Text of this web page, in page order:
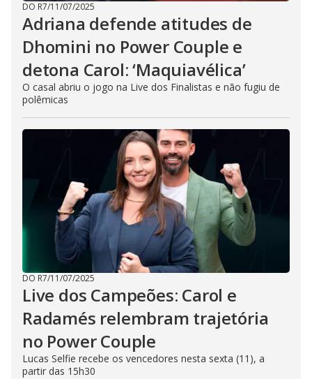
DO R7/11/07/2025
Adriana defende atitudes de
Dhomini no Power Couple e
detona Carol: ‘Maquiavélica’
O casal abriu o jogo na Live dos Finalistas e não fugiu de
polêmicas
DO R7/11/07/2025
Live dos Campeões: Carol e
Radamés relembram trajetória
no Power Couple
Lucas Selfie recebe os vencedores nesta sexta (11), a
partir das 15h30